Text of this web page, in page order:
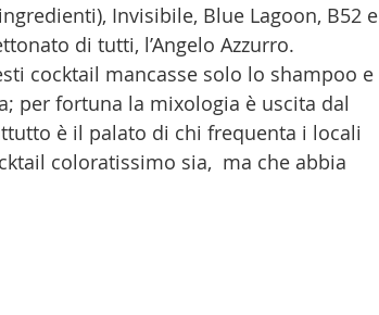
Invisibile, Blue Lagoon, B52 e
di tutti, l’Angelo Azzurro.
cocktail mancasse solo lo shampoo e
per fortuna la mixologia è uscita dal
è il palato di chi frequenta i locali
coloratissimo sia,  ma che abbia